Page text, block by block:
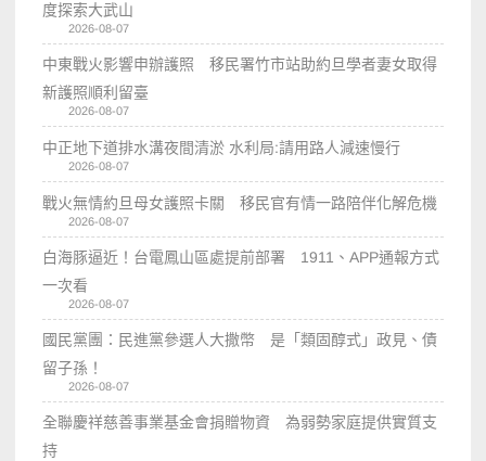
度探索大武山
2026-08-07
中東戰火影響申辦護照 移民署竹市站助約旦學者妻女取得
新護照順利留臺
2026-08-07
中正地下道排水溝夜間清淤 水利局:請用路人減速慢行
2026-08-07
戰火無情約旦母女護照卡關 移民官有情一路陪伴化解危機
2026-08-07
白海豚逼近！台電鳳山區處提前部署 1911、APP通報方式
一次看
2026-08-07
國民黨團：民進黨參選人大撒幣 是「類固醇式」政見、債
留子孫！
2026-08-07
全聯慶祥慈善事業基金會捐贈物資 為弱勢家庭提供實質支
持